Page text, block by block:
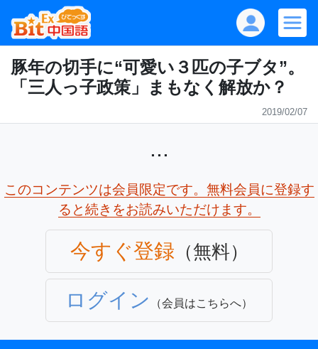
豚年の切手に“可愛い３匹の子ブタ”。
「三人っ子政策」まもなく解放か？
2019/02/07
...
このコンテンツは会員限定です。無料会員に登録す
ると続きをお読みいただけます。
今すぐ登録 （無料）
ログイン （会員はこちらへ）